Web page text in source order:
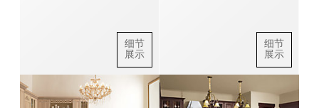
细节
展示
细节
展示